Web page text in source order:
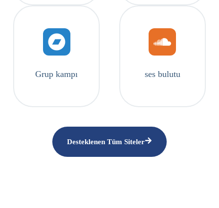
Grup kampı ses bulutu
Desteklenen Tüm Siteler